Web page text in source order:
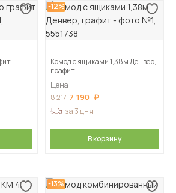
-12%
Комод с ящиками 1,38м Денвер,
графит
Цена
8 217 7 190
за 3 дня
В корзину
-13%